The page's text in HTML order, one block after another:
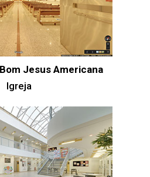
Jesus Americana
Igreja